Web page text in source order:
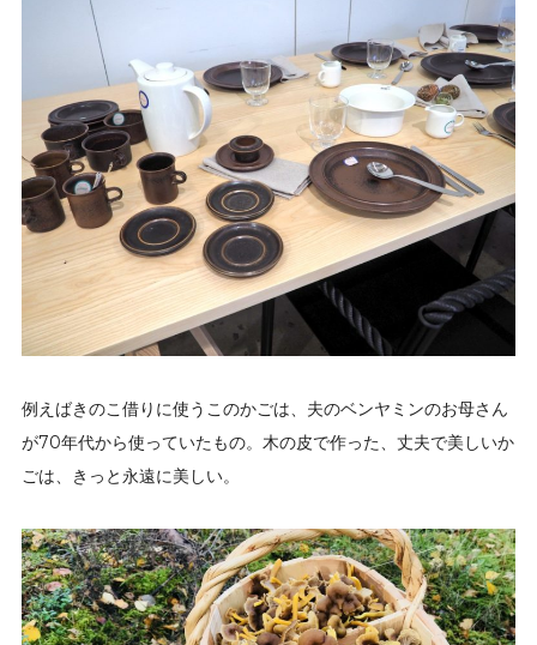
例えばきのこ借りに使うこのかごは、夫のベンヤミンのお母さん
が70年代から使っていたもの。木の皮で作った、丈夫で美しいか
ごは、きっと永遠に美しい。